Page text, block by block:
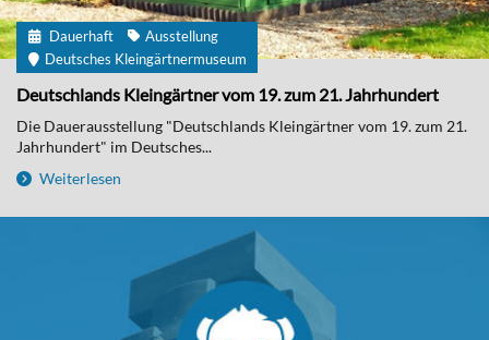
Dauerhaft
Ausstellung
Deutsches Kleingärtnermuseum
Deutschlands Kleingärtner vom 19. zum 21. Jahrhundert
Die Dauerausstellung "Deutschlands Kleingärtner vom 19. zum 21.
Jahrhundert" im Deutsches...
Weiterlesen